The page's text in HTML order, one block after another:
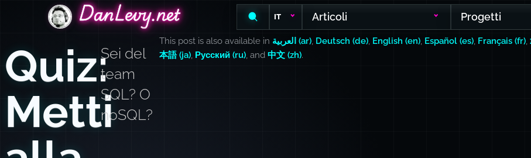
DanLevy.netDanLevy.net
DanLevy.net IT Articoli Progetti
Quiz:
Metti
Sei del
team
SQL? O
noSQL?
This post is also available in العربية (ar) Deutsch (de) English (en) Español (es) Français (fr)
本語 (ja) Русский (ru) , and 中文 (zh).